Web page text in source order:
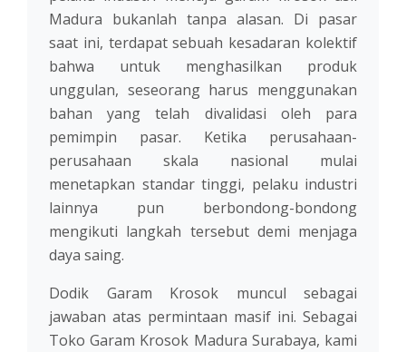
Madura bukanlah tanpa alasan. Di pasar
saat ini, terdapat sebuah kesadaran kolektif
bahwa untuk menghasilkan produk
unggulan, seseorang harus menggunakan
bahan yang telah divalidasi oleh para
pemimpin pasar. Ketika perusahaan-
perusahaan skala nasional mulai
menetapkan standar tinggi, pelaku industri
lainnya pun berbondong-bondong
mengikuti langkah tersebut demi menjaga
daya saing.
Dodik Garam Krosok muncul sebagai
jawaban atas permintaan masif ini. Sebagai
Toko Garam Krosok Madura Surabaya, kami